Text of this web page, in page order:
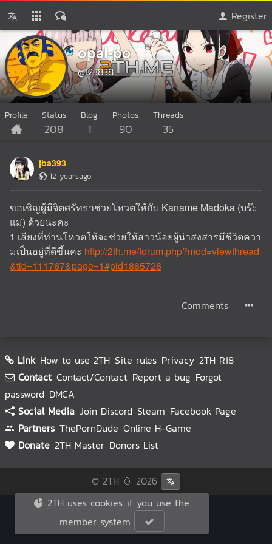
Register
opal-po
@123838
Profile Status
208
Blog
1
Photos
90
Threads
35
jba393
12 yearsago
ขอเชิญผู้มีจิตศรัทธาช่วยโหวตให้กับ Kaname Madoka (บร๊ะ
แม่) ด้วยนะคะ
1 เสียงที่ท่านโหวตให้จะช่วยให้สาวน้อยผู้น่าสงสารมีชีวิตควา
มเป็นอยู่ที่ดีขึ้นคะ http://2th.me/forum.php?mod=viewthread
&tid=111767&page=1#pid1865726
Comments
Link How to use 2TH Site rules Privacy 2TH R18
Contact Contact/Contact Report a bug Forgot
password DMCA
Social Media Join Discord Steam Facebook Page
Partners ThePornDude Online H-Game
Donate 2TH Master Donors List
© 2TH 🥚 2026
2TH uses cookies if you use the
member system